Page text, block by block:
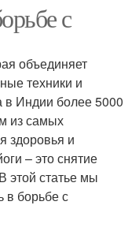
с
объединяет
техники и
Индии более 5000
из самых
здоровья и
– это снятие
этой статье мы
в борьбе с